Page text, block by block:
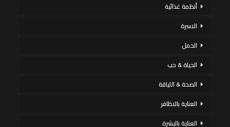
أنظمة غذائية
الاسرة
الحمل
الحياة & حب
الصحة & اللياقة
العناية بالاظافر
العناية بالبشرة